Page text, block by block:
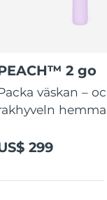
2 go
väskan –
299